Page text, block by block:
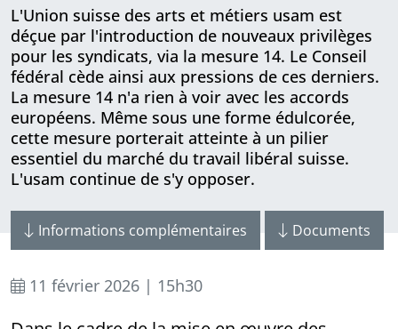
L'Union suisse des arts et métiers usam est
déçue par l'introduction de nouveaux pri­vi­lèges
pour les syndicats, via la mesure 14. Le Conseil
fédéral cède ainsi aux pressions de ces derniers.
La mesure 14 n'a rien à voir avec les accords
européens. Même sous une forme édulcorée,
cette mesure porterait atteinte à un pilier
essentiel du marché du travail libéral suisse.
L'usam continue de s'y opposer.
Informations complémentaires Documents
11 février 2026 | 15h30